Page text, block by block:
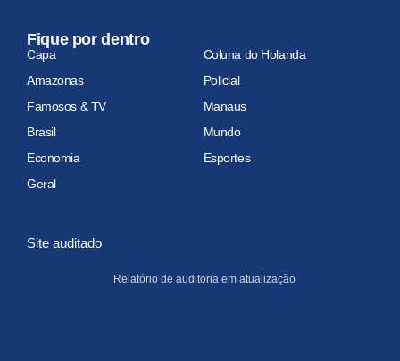
Fique por dentro
Capa
Coluna do Holanda
Amazonas
Policial
Famosos & TV
Manaus
Brasil
Mundo
Economia
Esportes
Geral
Site auditado
Relatório de auditoria em atualização